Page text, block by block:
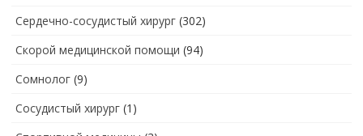
Сердечно-сосудистый хирург (302)
Скорой медицинской помощи (94)
Сомнолог (9)
Сосудистый хирург (1)